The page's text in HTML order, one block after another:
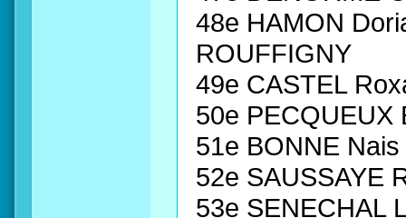
48e HAMON
ROUFFIGNY
49e CASTEL
50e PECQUEUX
51e BONNE
52e SAUSSAYE
53e SENECHAL